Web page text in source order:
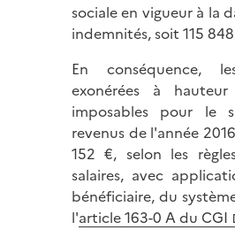
sociale en vigueur à la
indemnités, soit 115
En conséquence,
exonérées à
imposables pour le
revenus de l'année
152 €, selon les
salaires, avec
bénéficiaire, du
l'article 163-0 A du CGI